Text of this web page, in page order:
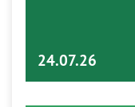
24.07.26